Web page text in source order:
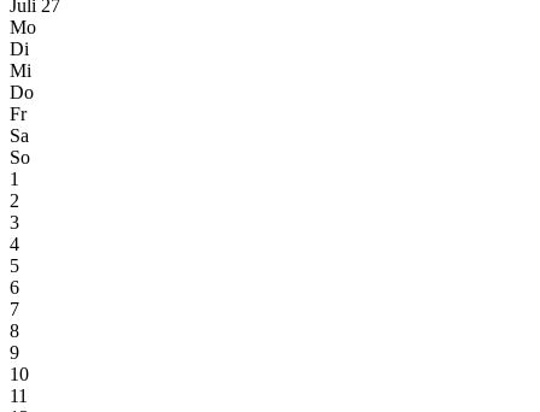
Juli 27
Mo
Di
Mi
Do
Fr
Sa
So
1
2
3
4
5
6
7
8
9
10
11